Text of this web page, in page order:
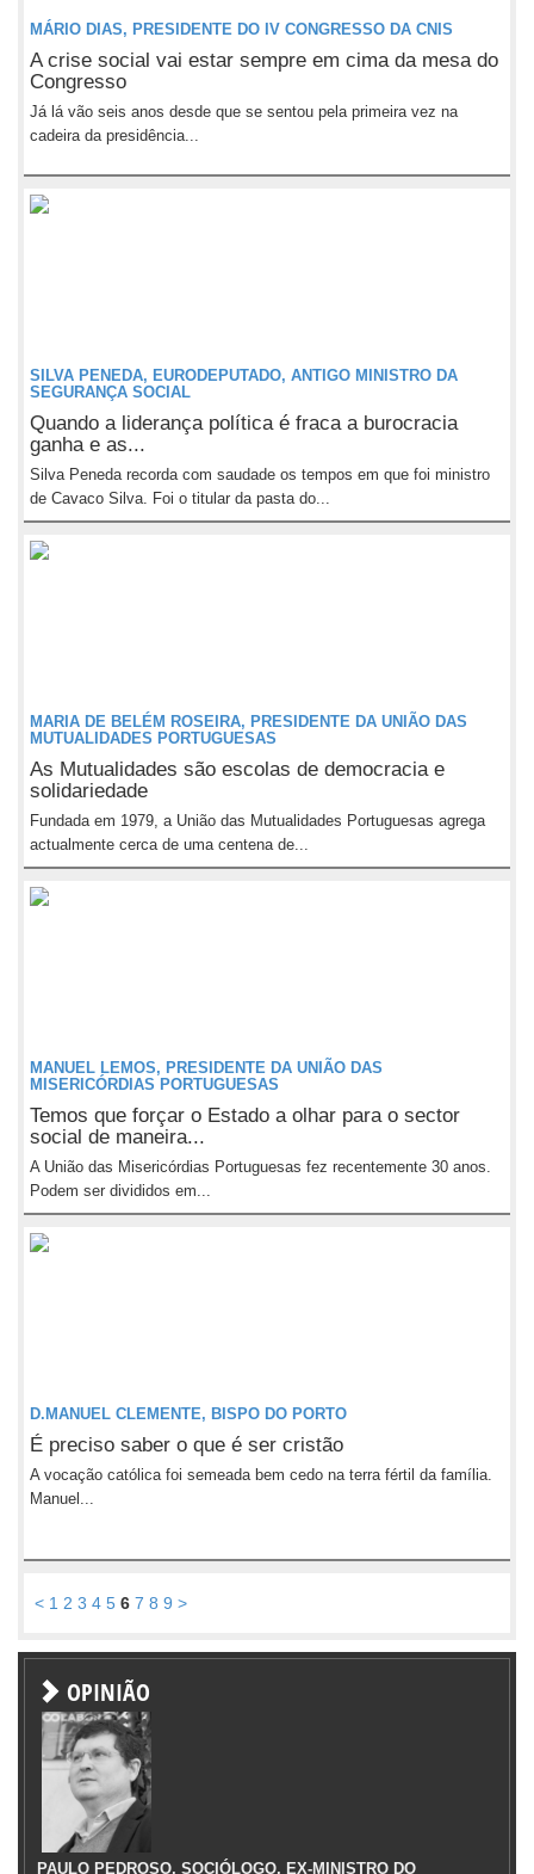
MÁRIO DIAS, PRESIDENTE DO IV CONGRESSO DA CNIS
A crise social vai estar sempre em cima da mesa do
Congresso
Já lá vão seis anos desde que se sentou pela primeira vez na
cadeira da presidência...
SILVA PENEDA, EURODEPUTADO, ANTIGO MINISTRO DA
SEGURANÇA SOCIAL
Quando a liderança política é fraca a burocracia
ganha e as...
Silva Peneda recorda com saudade os tempos em que foi ministro
de Cavaco Silva. Foi o titular da pasta do...
MARIA DE BELÉM ROSEIRA, PRESIDENTE DA UNIÃO DAS
MUTUALIDADES PORTUGUESAS
As Mutualidades são escolas de democracia e
solidariedade
Fundada em 1979, a União das Mutualidades Portuguesas agrega
actualmente cerca de uma centena de...
MANUEL LEMOS, PRESIDENTE DA UNIÃO DAS
MISERICÓRDIAS PORTUGUESAS
Temos que forçar o Estado a olhar para o sector
social de maneira...
A União das Misericórdias Portuguesas fez recentemente 30 anos.
Podem ser divididos em...
D.MANUEL CLEMENTE, BISPO DO PORTO
É preciso saber o que é ser cristão
A vocação católica foi semeada bem cedo na terra fértil da família.
Manuel...
< 1 2 3 4 5 6 7 8 9 >
OPINIÃO
PAULO PEDROSO, SOCIÓLOGO, EX-MINISTRO DO